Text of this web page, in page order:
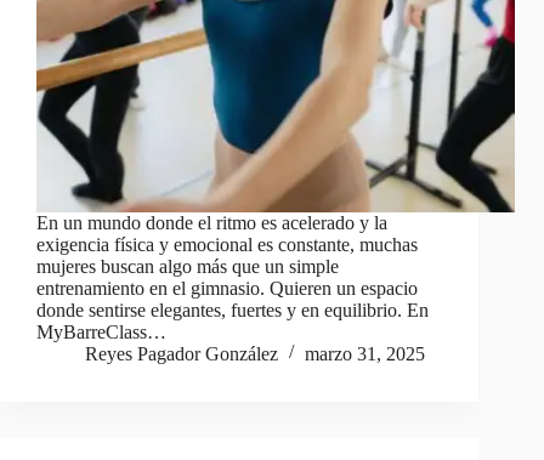
En un mundo donde el ritmo es acelerado y la
exigencia física y emocional es constante, muchas
mujeres buscan algo más que un simple
entrenamiento en el gimnasio. Quieren un espacio
donde sentirse elegantes, fuertes y en equilibrio. En
MyBarreClass…
Reyes Pagador González
marzo 31, 2025